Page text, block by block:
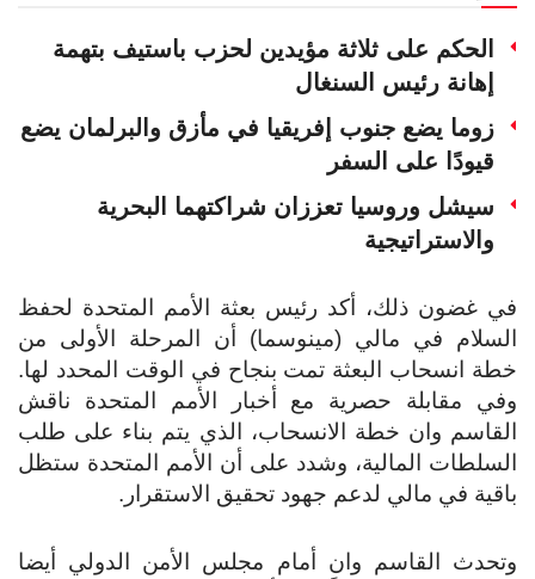
الحكم على ثلاثة مؤيدين لحزب باستيف بتهمة
إهانة رئيس السنغال
زوما يضع جنوب إفريقيا في مأزق والبرلمان يضع
قيودًا على السفر
سيشل وروسيا تعززان شراكتهما البحرية
والاستراتيجية
في غضون ذلك، أكد رئيس بعثة الأمم المتحدة لحفظ
السلام في مالي (مينوسما) أن المرحلة الأولى من
خطة انسحاب البعثة تمت بنجاح في الوقت المحدد لها.
وفي مقابلة حصرية مع أخبار الأمم المتحدة ناقش
القاسم وان خطة الانسحاب، الذي يتم بناء على طلب
السلطات المالية، وشدد على أن الأمم المتحدة ستظل
باقية في مالي لدعم جهود تحقيق الاستقرار.
وتحدث القاسم وان أمام مجلس الأمن الدولي أيضا